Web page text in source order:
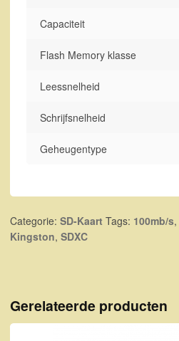
Capaciteit
Flash Memory klasse
Leessnelheid
Schrijfsnelheid
Geheugentype
Categorie: SD-Kaart Tags: 100mb/s,
Kingston, SDXC
Gerelateerde producten